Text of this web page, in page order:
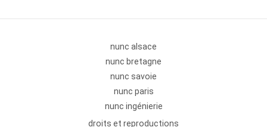
nunc alsace
nunc bretagne
nunc savoie
nunc paris
nunc ingénierie
droits et reproductions